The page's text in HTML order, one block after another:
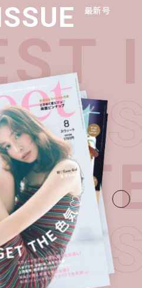
最新号